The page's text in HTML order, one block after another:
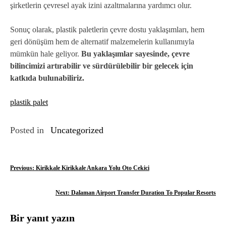
şirketlerin çevresel ayak izini azaltmalarına yardımcı olur.
Sonuç olarak, plastik paletlerin çevre dostu yaklaşımları, hem
geri dönüşüm hem de alternatif malzemelerin kullanımıyla
mümkün hale geliyor. Bu yaklaşımlar sayesinde, çevre
bilincimizi artırabilir ve sürdürülebilir bir gelecek için
katkıda bulunabiliriz.
plastik palet
Posted in Uncategorized
Y
ı
Previous: Kirikkale Kirikkale Ankara Yolu Oto Cekici
Next: Dalaman Airport Transfer Duration To Popular Resorts
Bir yanıt yazın